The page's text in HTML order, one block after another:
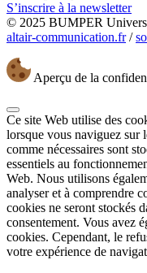
S’inscrire à la newsletter
© 2025 BUMPER
altair-communication.fr/
Aperçu de la
Ce site Web utilise des
lorsque vous naviguez sur
comme nécessaires sont
essentiels au
Web. Nous utilisons
analyser et à comprendre
cookies ne seront stockés
consentement. Vous avez
cookies. Cependant, le
votre expérience de